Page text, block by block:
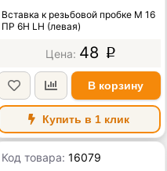
Вставка к резьбовой пробке М 16
ПР 6Н LH (левая)
48 p
В корзину
Купить в 1 клик
Код товара:16079